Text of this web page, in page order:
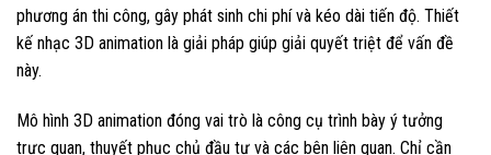
phương án thi công, gây phát sinh chi phí và kéo dài tiến độ. Thiết
kế nhạc 3D animation là giải pháp giúp giải quyết triệt để vấn đề
này.
Mô hình 3D animation đóng vai trò là công cụ trình bày ý tưởng
trực quan, thuyết phục chủ đầu tư và các bên liên quan. Chỉ cần